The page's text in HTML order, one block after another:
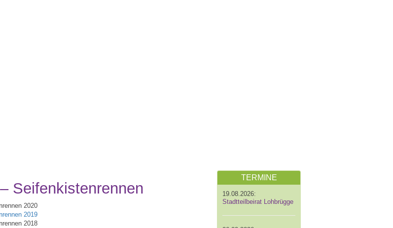
Seifenkistenrennen
2020
2019
2018
TERMINE
19.08.2026:
Stadtteilbeirat Lohbrügge